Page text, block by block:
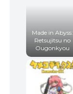
Made in Abyss:
Retsujitsu no
Ougonkyou